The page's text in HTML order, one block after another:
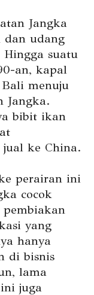
Jangka
dan udang
suatu
an, kapal
menuju
Jangka.
bibit ikan
ke China.
perairan ini
cocok
pembiakan
yang
hanya
di bisnis
lama
juga